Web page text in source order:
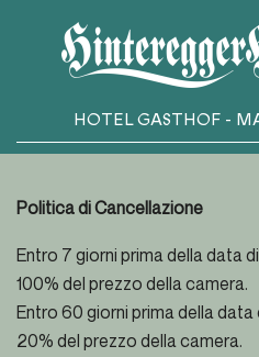
Skip to main content
HOTEL GASTHOF -
Politica di Cancellazione
Entro 7 giorni prima della data
100% del prezzo della camera.
Entro 60 giorni prima della
20% del prezzo della camera.